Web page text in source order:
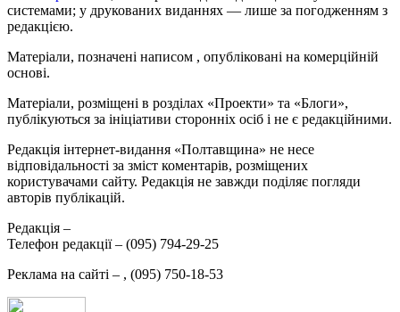
системами; у друкованих виданнях — лише за погодженням з
редакцією.
Матеріали, позначені написом , опубліковані на комерційній
основі.
Матеріали, розміщені в розділах «Проекти» та «Блоги»,
публікуються за ініціативи сторонніх осіб і не є редакційними.
Редакція інтернет-видання «Полтавщина» не несе
відповідальності за зміст коментарів, розміщених
користувачами сайту. Редакція не завжди поділяє погляди
авторів публікацій.
Редакція –
Телефон редакції – (095) 794-29-25
Реклама на сайті – , (095) 750-18-53